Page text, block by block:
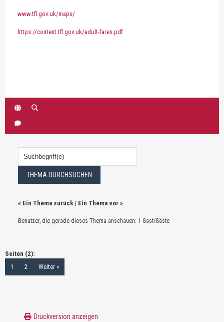
www.tfl.gov.uk/maps/
https://content.tfl.gov.uk/adult-fares.pdf
« Ein Thema zurück | Ein Thema vor »
Benutzer, die gerade dieses Thema anschauen: 1 Gast/Gäste
Seiten (2):
1
2 Weiter »
Druckversion anzeigen